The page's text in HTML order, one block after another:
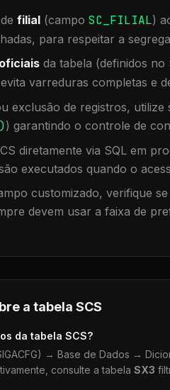
filial (campo SC_FILIAL)
para respeitar a
da tabela (definidos no
varreduras completas e
exclusão de registros,
) garantindo o controle de
diretamente via SQL em
executados quando o
customizado, verifique
devem usar a faixa de
a tabela SCS
da tabela SCS?
→ Base de Dados →
consulte a tabela SX3